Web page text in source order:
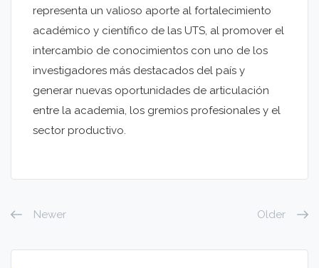
representa un valioso aporte al fortalecimiento
académico y científico de las UTS, al promover el
intercambio de conocimientos con uno de los
investigadores más destacados del país y
generar nuevas oportunidades de articulación
entre la academia, los gremios profesionales y el
sector productivo.
Newer Older